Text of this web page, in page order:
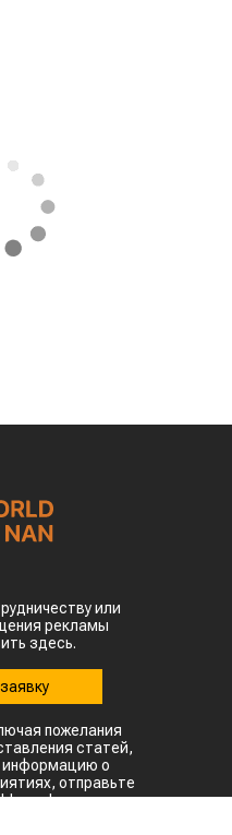
или
рекламы
здесь.
пожелания
статей,
информацию о
отправьте
nan.kz